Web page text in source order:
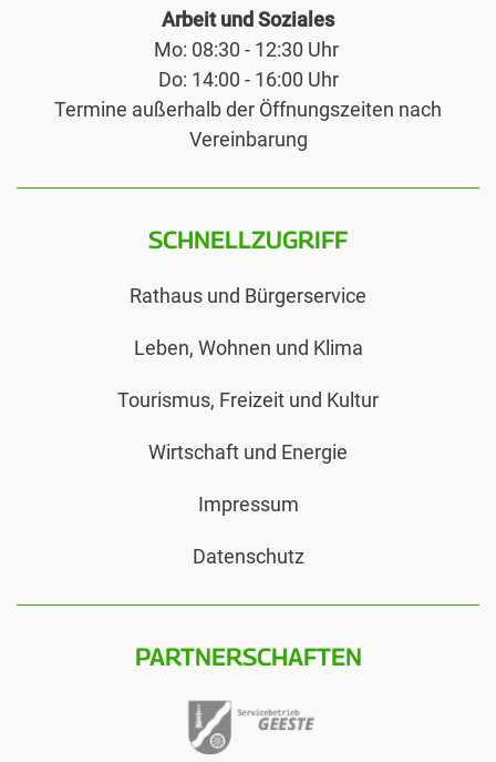
Arbeit und Soziales
Mo: 08:30 - 12:30 Uhr
Do: 14:00 - 16:00 Uhr
Termine außerhalb der Öffnungszeiten nach
Vereinbarung
SCHNELLZUGRIFF
Rathaus und Bürgerservice
Leben, Wohnen und Klima
Tourismus, Freizeit und Kultur
Wirtschaft und Energie
Impressum
Datenschutz
PARTNERSCHAFTEN